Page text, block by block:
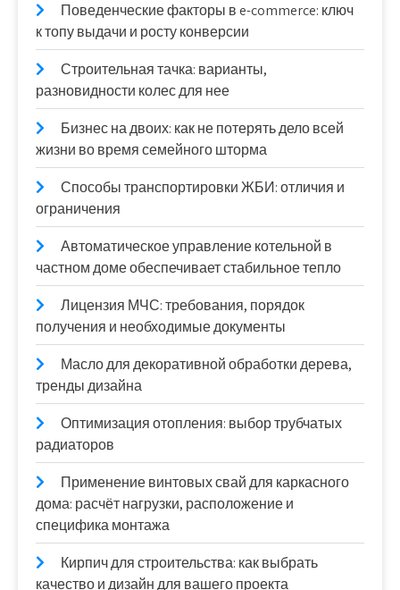
Поведенческие факторы в e-commerce: ключ
к топу выдачи и росту конверсии
Строительная тачка: варианты,
разновидности колес для нее
Бизнес на двоих: как не потерять дело всей
жизни во время семейного шторма
Способы транспортировки ЖБИ: отличия и
ограничения
Автоматическое управление котельной в
частном доме обеспечивает стабильное тепло
Лицензия МЧС: требования, порядок
получения и необходимые документы
Масло для декоративной обработки дерева,
тренды дизайна
Оптимизация отопления: выбор трубчатых
радиаторов
Применение винтовых свай для каркасного
дома: расчёт нагрузки, расположение и
специфика монтажа
Кирпич для строительства: как выбрать
качество и дизайн для вашего проекта